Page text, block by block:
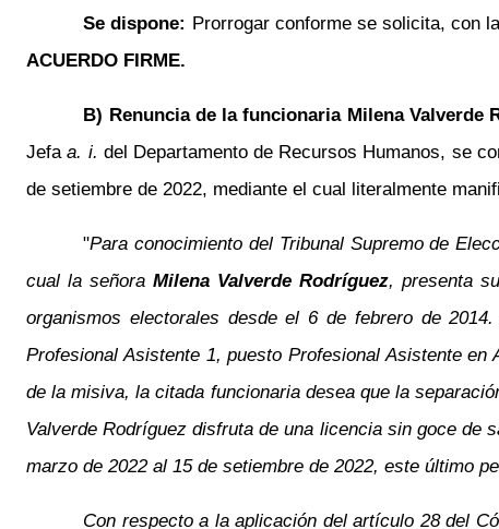
Se dispone: Prorrogar conforme se solicita, con
ACUERDO FIRME.
B) Renuncia de la funcionaria Milena Valverde
Jefaa. i. del Departamento de Recursos Humanos, se
de setiembre de 2022, mediante el cual literalmente
"Para conocimiento del Tribunal Supremo de
cual la señoraMilena Valverde Rodríguez, presenta
organismos electorales desde el 6 de febrero de
Profesional Asistente 1, puesto Profesional Asistente
de la misiva, la citada funcionaria desea que la
Valverde Rodríguez disfruta de una licencia sin goce de
marzo de 2022 al 15 de setiembre de 2022, este último
Con respecto a la aplicación del artículo 28 del